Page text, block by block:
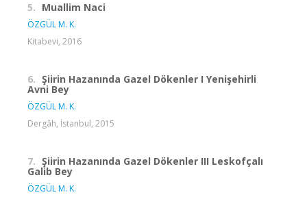
5. Muallim Naci
ÖZGÜL M. K.
Kitabevi, 2016
6. Şiirin Hazanında Gazel Dökenler I Yenişehirli
Avni Bey
ÖZGÜL M. K.
Dergâh, İstanbul, 2015
7. Şiirin Hazanında Gazel Dökenler III Leskofçalı
Galib Bey
ÖZGÜL M. K.